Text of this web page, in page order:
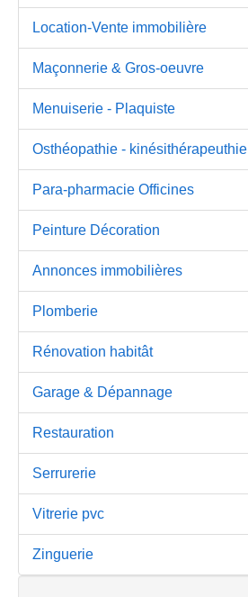
Location-Vente immobilière
Maçonnerie & Gros-oeuvre
Menuiserie - Plaquiste
Osthéopathie - kinésithérapeuthie
Para-pharmacie Officines
Peinture Décoration
Annonces immobilières
Plomberie
Rénovation habitât
Garage & Dépannage
Restauration
Serrurerie
Vitrerie pvc
Zinguerie